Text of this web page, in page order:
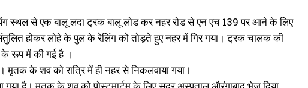
स्थल से एक बालू लदा ट्रक बालू लोड कर नहर रोड से एन एच 139 पर आने के लिए
होकर लोहे के पुल के रेलिंग को तोड़ते हुए नहर में गिर गया। ट्रक चालक की
के रूप में की गई है ।
के शव को रात्रि में ही नहर से निकलवाया गया।